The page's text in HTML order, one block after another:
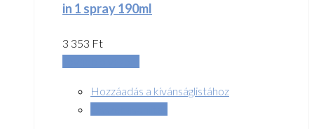
in 1 spray 190ml
3 353 Ft
Hozzáadás a kívánságlistához